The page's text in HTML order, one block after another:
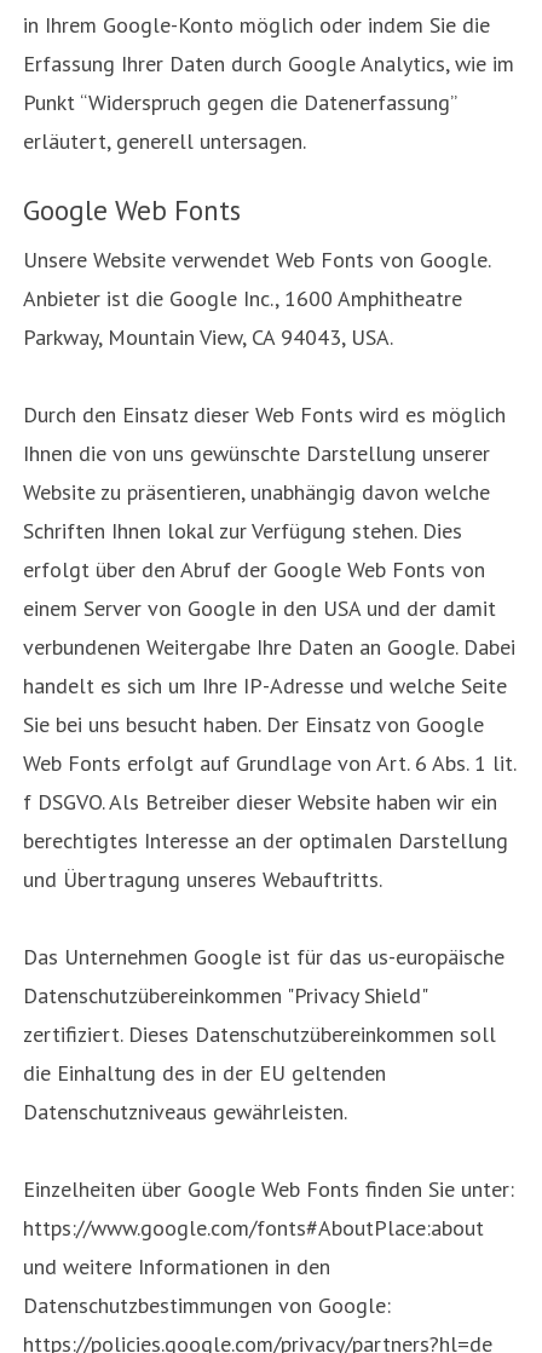
in Ihrem Google-Konto möglich oder indem Sie die
Erfassung Ihrer Daten durch Google Analytics, wie im
Punkt “Widerspruch gegen die Datenerfassung”
erläutert, generell untersagen.
Google Web Fonts
Unsere Website verwendet Web Fonts von Google.
Anbieter ist die Google Inc., 1600 Amphitheatre
Parkway, Mountain View, CA 94043, USA.
Durch den Einsatz dieser Web Fonts wird es möglich
Ihnen die von uns gewünschte Darstellung unserer
Website zu präsentieren, unabhängig davon welche
Schriften Ihnen lokal zur Verfügung stehen. Dies
erfolgt über den Abruf der Google Web Fonts von
einem Server von Google in den USA und der damit
verbundenen Weitergabe Ihre Daten an Google. Dabei
handelt es sich um Ihre IP-Adresse und welche Seite
Sie bei uns besucht haben. Der Einsatz von Google
Web Fonts erfolgt auf Grundlage von Art. 6 Abs. 1 lit.
f DSGVO. Als Betreiber dieser Website haben wir ein
berechtigtes Interesse an der optimalen Darstellung
und Übertragung unseres Webauftritts.
Das Unternehmen Google ist für das us-europäische
Datenschutzübereinkommen "Privacy Shield"
zertifiziert. Dieses Datenschutzübereinkommen soll
die Einhaltung des in der EU geltenden
Datenschutzniveaus gewährleisten.
Einzelheiten über Google Web Fonts finden Sie unter:
https://www.google.com/fonts#AboutPlace:about
und weitere Informationen in den
Datenschutzbestimmungen von Google:
https://policies.google.com/privacy/partners?hl=de